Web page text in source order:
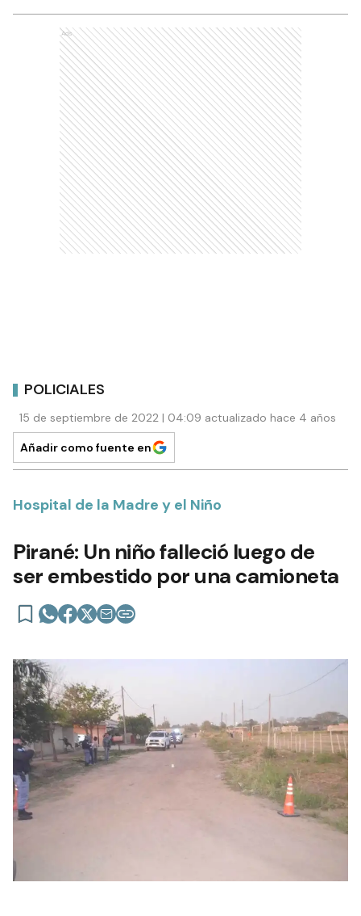
Ads
POLICIALES
15 de septiembre de 2022 | 04:09 actualizado hace 4 años
Añadir como fuente en
Hospital de la Madre y el Niño
Pirané: Un niño falleció luego de
ser embestido por una camioneta